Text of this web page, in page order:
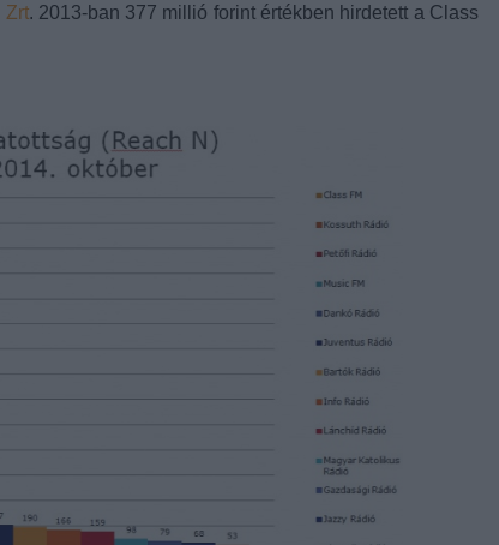
Zrt. 2013-ban 377 millió forint értékben hirdetett a Class